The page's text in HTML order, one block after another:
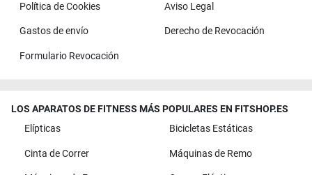
Política de Cookies Aviso Legal
Gastos de envío Derecho de Revocación
Formulario Revocación
LOS APARATOS DE FITNESS MÁS POPULARES EN FITSHOP.ES
Elípticas
Bicicletas Estáticas
Cinta de Correr Máquinas de Remo